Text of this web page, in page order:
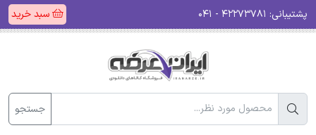
پشتیبانی: سبد خرید
جستجو